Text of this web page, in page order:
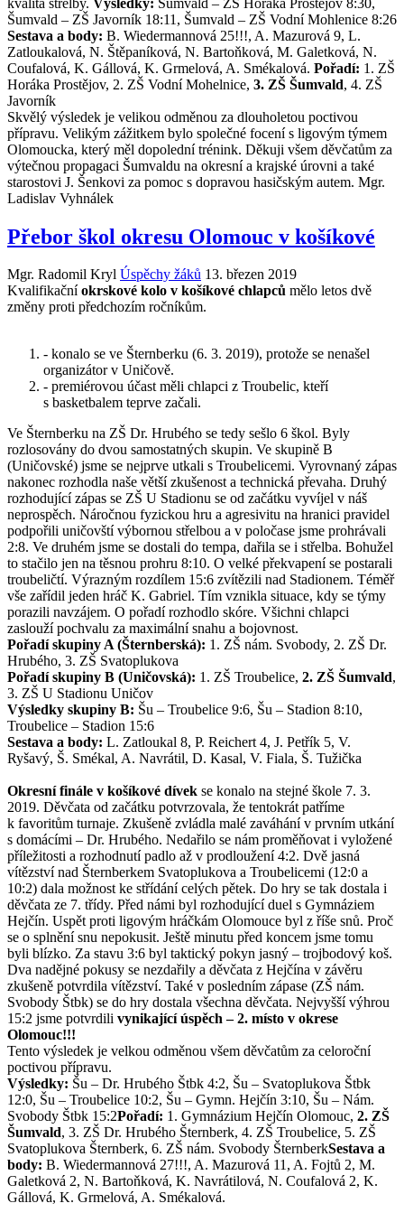
Šumvald – ZŠ Javorník 18:11, Šumvald – ZŠ Vodní Mohlenice 8:26
Sestava a body: B. Wiedermannová 25!!!, A. Mazurová 9, L.
Zatloukalová, N. Štěpaníková, N. Bartoňková, M. Galetková, N.
Coufalová, K. Gállová, K. Grmelová, A. Smékalová. Pořadí: 1. ZŠ
Horáka Prostějov, 2. ZŠ Vodní Mohelnice, 3. ZŠ Šumvald, 4. ZŠ
Javorník
Skvělý výsledek je velikou odměnou za dlouholetou poctivou
přípravu. Velikým zážitkem bylo společné focení s ligovým týmem
Olomoucka, který měl dopolední trénink. Děkuji všem děvčatům za
výtečnou propagaci Šumvaldu na okresní a krajské úrovni a také
starostovi J. Šenkovi za pomoc s dopravou hasičským autem. Mgr.
Ladislav Vyhnálek
Přebor škol okresu Olomouc v košíkové
Mgr. Radomil Kryl Úspěchy žáků 13. březen 2019
Kvalifikační okrskové kolo v košíkové chlapců mělo letos dvě
změny proti předchozím ročníkům.
- konalo se ve Šternberku (6. 3. 2019), protože se nenašel
organizátor v Uničově.
- premiérovou účast měli chlapci z Troubelic, kteří
s basketbalem teprve začali.
Ve Šternberku na ZŠ Dr. Hrubého se tedy sešlo 6 škol. Byly
rozlosovány do dvou samostatných skupin. Ve skupině B
(Uničovské) jsme se nejprve utkali s Troubelicemi. Vyrovnaný zápas
nakonec rozhodla naše větší zkušenost a technická převaha. Druhý
rozhodující zápas se ZŠ U Stadionu se od začátku vyvíjel v náš
neprospěch. Náročnou fyzickou hru a agresivitu na hranici pravidel
podpořili uničovští výbornou střelbou a v poločase jsme prohrávali
2:8. Ve druhém jsme se dostali do tempa, dařila se i střelba. Bohužel
to stačilo jen na těsnou prohru 8:10. O velké překvapení se postarali
troubeličtí. Výrazným rozdílem 15:6 zvítězili nad Stadionem. Téměř
vše zařídil jeden hráč K. Gabriel. Tím vznikla situace, kdy se týmy
porazili navzájem. O pořadí rozhodlo skóre. Všichni chlapci
zaslouží pochvalu za maximální snahu a bojovnost.
Pořadí skupiny A (Šternberská): 1. ZŠ nám. Svobody, 2. ZŠ Dr.
Hrubého, 3. ZŠ Svatoplukova
Pořadí skupiny B (Uničovská): 1. ZŠ Troubelice, 2. ZŠ Šumvald,
3. ZŠ U Stadionu Uničov
Výsledky skupiny B: Šu – Troubelice 9:6, Šu – Stadion 8:10,
Troubelice – Stadion 15:6
Sestava a body: L. Zatloukal 8, P. Reichert 4, J. Petřík 5, V.
Ryšavý, Š. Smékal, A. Navrátil, D. Kasal, V. Fiala, Š. Tužička
Okresní finále v košíkové dívek se konalo na stejné škole 7. 3.
2019. Děvčata od začátku potvrzovala, že tentokrát patříme
k favoritům turnaje. Zkušeně zvládla malé zaváhání v prvním utkání
s domácími – Dr. Hrubého. Nedařilo se nám proměňovat i vyložené
příležitosti a rozhodnutí padlo až v prodloužení 4:2. Dvě jasná
vítězství nad Šternberkem Svatoplukova a Troubelicemi (12:0 a
10:2) dala možnost ke střídání celých pětek. Do hry se tak dostala i
děvčata ze 7. třídy. Před námi byl rozhodující duel s Gymnáziem
Hejčín. Uspět proti ligovým hráčkám Olomouce byl z říše snů. Proč
se o splnění snu nepokusit. Ještě minutu před koncem jsme tomu
byli blízko. Za stavu 3:6 byl taktický pokyn jasný – trojbodový koš.
Dva nadějné pokusy se nezdařily a děvčata z Hejčína v závěru
zkušeně potvrdila vítězství. Také v posledním zápase (ZŠ nám.
Svobody Štbk) se do hry dostala všechna děvčata. Nejvyšší výhrou
15:2 jsme potvrdili vynikající úspěch – 2. místo v okrese
Olomouc!!!
Tento výsledek je velkou odměnou všem děvčatům za celoroční
poctivou přípravu.
Výsledky: Šu – Dr. Hrubého Štbk 4:2, Šu – Svatoplukova Štbk
12:0, Šu – Troubelice 10:2, Šu – Gymn. Hejčín 3:10, Šu – Nám.
Svobody Štbk 15:2Pořadí: 1. Gymnázium Hejčín Olomouc, 2. ZŠ
Šumvald, 3. ZŠ Dr. Hrubého Šternberk, 4. ZŠ Troubelice, 5. ZŠ
Svatoplukova Šternberk, 6. ZŠ nám. Svobody ŠternberkSestava a
body: B. Wiedermannová 27!!!, A. Mazurová 11, A. Fojtů 2, M.
Galetková 2, N. Bartoňková, K. Navrátilová, N. Coufalová 2, K.
Gállová, K. Grmelová, A. Smékalová.